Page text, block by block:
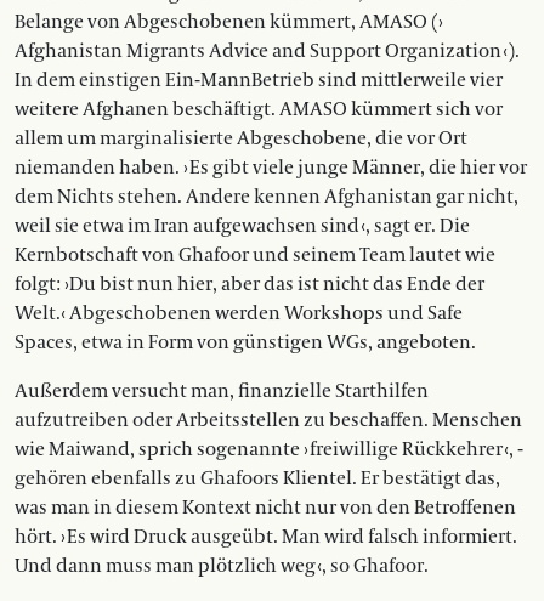
Belange von Abgeschobenen kümmert, AMASO (›
Afghanistan Migrants Advice and Support Organi­zation ‹).
In dem einstigen Ein-Mann­Betrieb sind mittlerweile vier
weitere ­Afghanen beschäftigt. AMASO kümmert sich vor
allem um marginalisierte Abgeschobene, die vor Ort
niemanden haben. › Es gibt viele junge Männer, die hier vor
dem Nichts stehen. Andere kennen ­Afghanistan gar nicht,
weil sie etwa im Iran aufgewachsen sind ‹, sagt er. Die
Kernbotschaft von Ghafoor und seinem Team lautet wie
folgt: ›Du bist nun hier, aber das ist nicht das Ende der
Welt.‹ Abgeschobenen werden Workshops und Safe
Spaces, etwa in Form von günstigen WGs, angeboten.
Außerdem versucht man, finanzielle Starthilfen
aufzutreiben oder Arbeitsstellen zu beschaffen. Menschen
wie Maiwand, sprich ­sogenannte › freiwillige Rückkehrer ‹, ­
gehören ebenfalls zu Ghafoors Klientel. Er bestätigt das,
was man in diesem Kontext nicht nur von den Betroffenen
hört. › Es wird Druck ausgeübt. Man wird falsch informiert.
Und dann muss man plötzlich weg ‹, so Ghafoor.